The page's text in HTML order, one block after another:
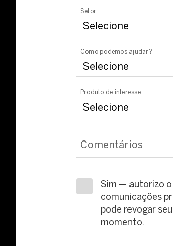
Setor
Como podemos ajudar?
Produto de interesse
Comentários
Sim — autorizo
comunicações
pode revogar
momento.